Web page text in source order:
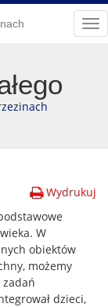
Wydrukuj
W
obiektów
możemy
dzieci,